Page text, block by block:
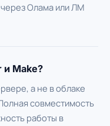
Олама или ЛМ
и Make?
а не в облаке
совместимость
работы в